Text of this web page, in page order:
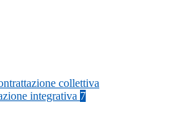
collettiva
integrativa 7